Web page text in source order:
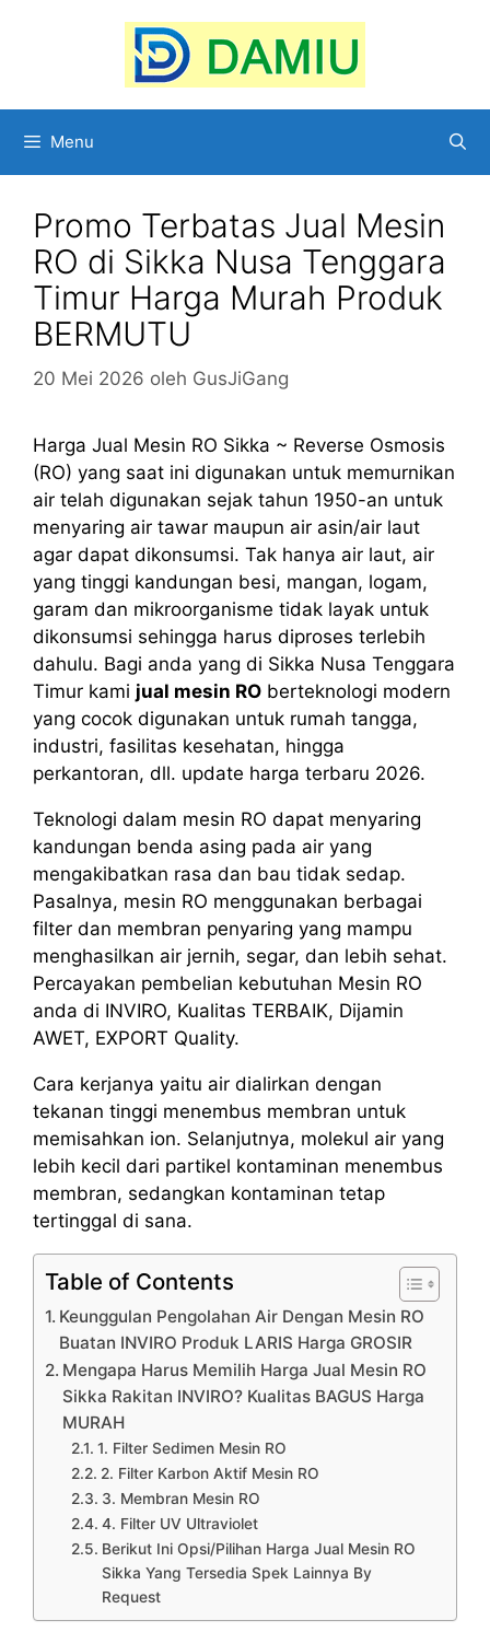
Menu
Promo Terbatas Jual Mesin
RO di Sikka Nusa Tenggara
Timur Harga Murah Produk
BERMUTU
20 Mei 2026 oleh GusJiGang
Harga Jual Mesin RO Sikka ~ Reverse Osmosis
(RO) yang saat ini digunakan untuk memurnikan
air telah digunakan sejak tahun 1950-an untuk
menyaring air tawar maupun air asin/air laut
agar dapat dikonsumsi. Tak hanya air laut, air
yang tinggi kandungan besi, mangan, logam,
garam dan mikroorganisme tidak layak untuk
dikonsumsi sehingga harus diproses terlebih
dahulu. Bagi anda yang di Sikka Nusa Tenggara
Timur kami jual mesin RO berteknologi modern
yang cocok digunakan untuk rumah tangga,
industri, fasilitas kesehatan, hingga
perkantoran, dll. update harga terbaru 2026.
Teknologi dalam mesin RO dapat menyaring
kandungan benda asing pada air yang
mengakibatkan rasa dan bau tidak sedap.
Pasalnya, mesin RO menggunakan berbagai
filter dan membran penyaring yang mampu
menghasilkan air jernih, segar, dan lebih sehat.
Percayakan pembelian kebutuhan Mesin RO
anda di INVIRO, Kualitas TERBAIK, Dijamin
AWET, EXPORT Quality.
Cara kerjanya yaitu air dialirkan dengan
tekanan tinggi menembus membran untuk
memisahkan ion. Selanjutnya, molekul air yang
lebih kecil dari partikel kontaminan menembus
membran, sedangkan kontaminan tetap
tertinggal di sana.
Table of Contents
Keunggulan Pengolahan Air Dengan Mesin RO
Buatan INVIRO Produk LARIS Harga GROSIR
Mengapa Harus Memilih Harga Jual Mesin RO
Sikka Rakitan INVIRO? Kualitas BAGUS Harga
MURAH
1. Filter Sedimen Mesin RO
2. Filter Karbon Aktif Mesin RO
3. Membran Mesin RO
4. Filter UV Ultraviolet
Berikut Ini Opsi/Pilihan Harga Jual Mesin RO
Sikka Yang Tersedia Spek Lainnya By
Request